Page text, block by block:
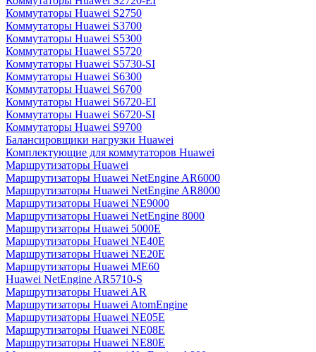
Коммутаторы Huawei S2750
Коммутаторы Huawei S3700
Коммутаторы Huawei S5300
Коммутаторы Huawei S5720
Коммутаторы Huawei S5730-SI
Коммутаторы Huawei S6300
Коммутаторы Huawei S6700
Коммутаторы Huawei S6720-EI
Коммутаторы Huawei S6720-SI
Коммутаторы Huawei S9700
Балансировщики нагрузки Huawei
Комплектующие для коммутаторов Huawei
Маршрутизаторы Huawei
Маршрутизаторы Huawei NetEngine AR6000
Маршрутизаторы Huawei NetEngine AR8000
Маршрутизаторы Huawei NE9000
Маршрутизаторы Huawei NetEngine 8000
Маршрутизаторы Huawei 5000E
Маршрутизаторы Huawei NE40E
Маршрутизаторы Huawei NE20E
Маршрутизаторы Huawei ME60
Huawei NetEngine AR5710-S
Маршрутизаторы Huawei AR
Маршрутизаторы Huawei AtomEngine
Маршрутизаторы Huawei NE05E
Маршрутизаторы Huawei NE08E
Маршрутизаторы Huawei NE80E